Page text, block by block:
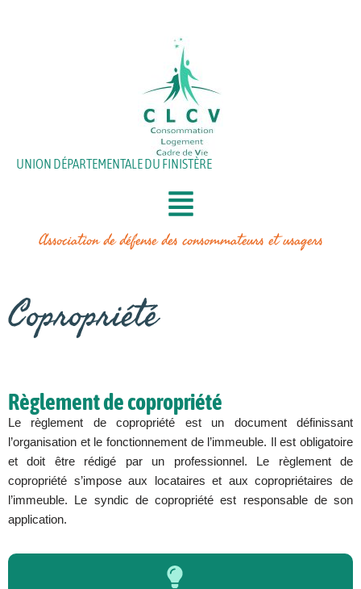
UNION DÉPARTEMENTALE DU FINISTÈRE
Association de défense des consommateurs et usagers
Copropriété
Règlement de copropriété
Le règlement de copropriété est un document définissant
l’organisation et le fonctionnement de l’immeuble. Il est obligatoire
et doit être rédigé par un professionnel. Le règlement de
copropriété s’impose aux locataires et aux copropriétaires de
l’immeuble. Le syndic de copropriété est responsable de son
application.